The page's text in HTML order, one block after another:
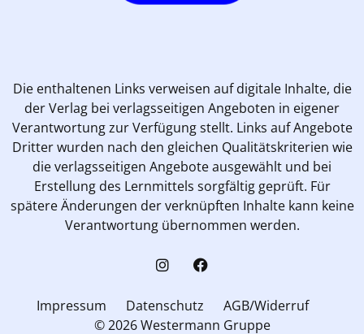
Die enthaltenen Links verweisen auf digitale Inhalte, die
der Verlag bei verlagsseitigen Angeboten in eigener
Verantwortung zur Verfügung stellt. Links auf Angebote
Dritter wurden nach den gleichen Qualitätskriterien wie
die verlagsseitigen Angebote ausgewählt und bei
Erstellung des Lernmittels sorgfältig geprüft. Für
spätere Änderungen der verknüpften Inhalte kann keine
Verantwortung übernommen werden.
Impressum Datenschutz
AGB/Widerruf
© 2026 Westermann Gruppe